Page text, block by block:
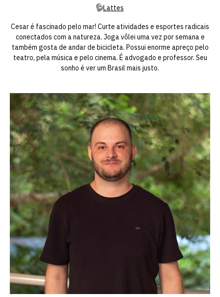
Lattes
Cesar é fascinado pelo mar! Curte atividades e esportes radicais
conectados com a natureza. Joga vôlei uma vez por semana e
também gosta de andar de bicicleta. Possui enorme apreço pelo
teatro, pela música e pelo cinema. É advogado e professor. Seu
sonho é ver um Brasil mais justo.